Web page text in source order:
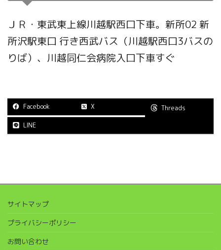
ＪＲ・東武東上線川越駅西口下車。新所02 新
所沢駅東口 行き西武バス（川越駅西口3バスの
りば）、川越同仁会病院入口下車すぐ
Facebook X
Threads
LINE
サイトマップ
プライバシーポリシー
お問い合わせ